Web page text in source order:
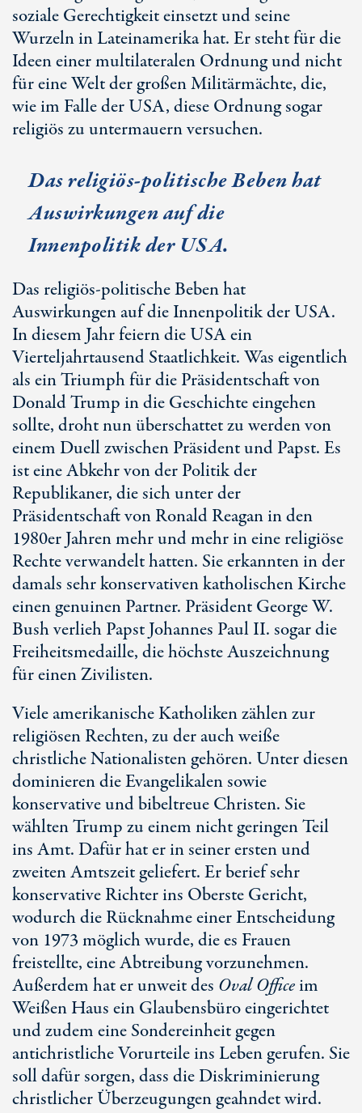
soziale Gerechtigkeit einsetzt und seine
Wurzeln in Lateinamerika hat. Er steht für die
Ideen einer multilateralen Ordnung und nicht
für eine Welt der großen Militärmächte, die,
wie im Falle der USA, diese Ordnung sogar
religiös zu untermauern versuchen.
Das religiös-politische Beben hat
Auswirkungen auf die
Innenpolitik der USA.
Das religiös-politische Beben hat
Auswirkungen auf die Innenpolitik der USA.
In diesem Jahr feiern die USA ein
Vierteljahrtausend Staatlichkeit. Was eigentlich
als ein Triumph für die Präsidentschaft von
Donald Trump in die Geschichte eingehen
sollte, droht nun überschattet zu werden von
einem Duell zwischen Präsident und Papst. Es
ist eine Abkehr von der Politik der
Republikaner, die sich unter der
Präsidentschaft von Ronald Reagan in den
1980er Jahren mehr und mehr in eine religiöse
Rechte verwandelt hatten. Sie erkannten in der
damals sehr konservativen katholischen Kirche
einen genuinen Partner. Präsident George W.
Bush verlieh Papst Johannes Paul II. sogar die
Freiheitsmedaille, die höchste Auszeichnung
für einen Zivilisten.
Viele amerikanische Katholiken zählen zur
religiösen Rechten, zu der auch weiße
christliche Nationalisten gehören. Unter diesen
dominieren die Evangelikalen sowie
konservative und bibeltreue Christen. Sie
wählten Trump zu einem nicht geringen Teil
ins Amt. Dafür hat er in seiner ersten und
zweiten Amtszeit geliefert. Er berief sehr
konservative Richter ins Oberste Gericht,
wodurch die Rücknahme einer Entscheidung
von 1973 möglich wurde, die es Frauen
freistellte, eine Abtreibung vorzunehmen.
Außerdem hat er unweit des Oval Officeim
Weißen Haus ein Glaubensbüro eingerichtet
und zudem eine Sondereinheit gegen
antichristliche Vorurteile ins Leben gerufen. Sie
soll dafür sorgen, dass die Diskriminierung
christlicher Überzeugungen geahndet wird.